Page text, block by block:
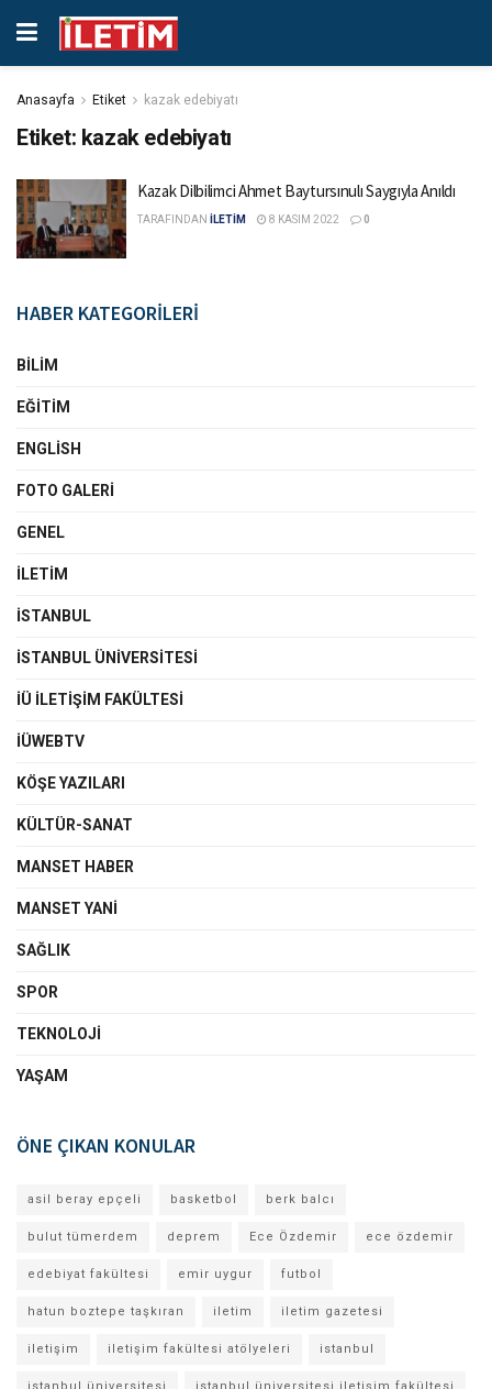
Anasayfa Etiket kazak edebiyatı
Etiket: kazak edebiyatı
Kazak Dilbilimci Ahmet Baytursınulı Saygıyla Anıldı
TARAFINDAN İLETİM 8 KASIM 2022 0
HABER KATEGORİLERİ
BILIM
EĞITIM
ENGLISH
FOTO GALERI
GENEL
İLETIM
İSTANBUL
İSTANBUL ÜNIVERSITESI
İÜ İLETIŞIM FAKÜLTESI
İÜWEBTV
KÖŞE YAZILARI
KÜLTÜR-SANAT
MANSET HABER
MANSET YANI
SAĞLIK
SPOR
TEKNOLOJI
YAŞAM
ÖNE ÇIKAN KONULAR
asil beray epçeli basketbol berk balcı
bulut tümerdem deprem Ece Özdemir ece özdemir
edebiyat fakültesi emir uygur futbol
hatun boztepe taşkıran iletim iletim gazetesi
iletişim iletişim fakültesi atölyeleri istanbul
istanbul üniversitesi istanbul üniversitesi iletişim fakültesi